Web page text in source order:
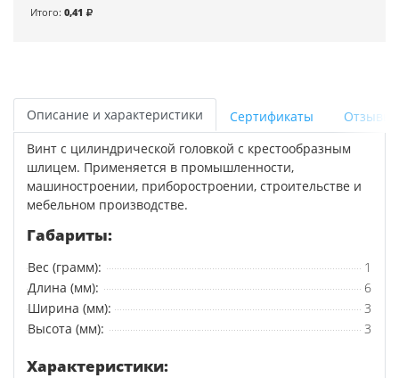
Итого: 0,41
Описание и характеристики Сертификаты
Отзывы
Винт с цилиндрической головкой с крестообразным
шлицем. Применяется в промышленности,
машиностроении, приборостроении, строительстве и
мебельном производстве.
Габариты:
Вес (грамм):
1
Длина (мм):
6
Ширина (мм):
3
Высота (мм):
3
Характеристики: